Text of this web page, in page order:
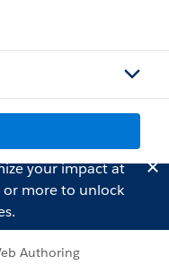
your impact at
more to unlock
Authoring